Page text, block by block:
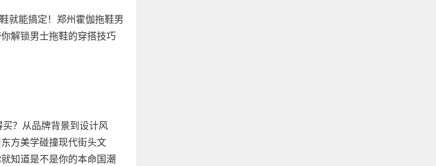
就能搞定！郑州霍伽拖鞋男
解锁男士拖鞋的穿搭技巧
？从品牌背景到设计风
方美学碰撞现代街头文
知道是不是你的本命国潮